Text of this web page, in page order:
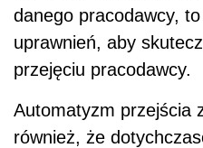
danego pracodawcy,
uprawnień, aby
przejęciu pracodawcy.
Automatyzm przejścia
również, że